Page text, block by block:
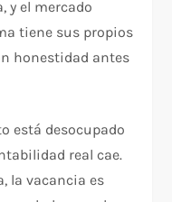
y el mercado
tiene sus propios
honestidad antes
está desocupado
real cae.
la vacancia es